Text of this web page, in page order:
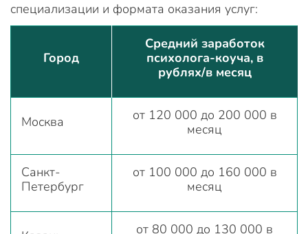
специализации и формата оказания услуг:
Город
Средний заработок
психолога-коуча, в
рублях/в месяц
Москва
от 120 000 до 200 000 в
месяц
Санкт-
Петербург
от 100 000 до 160 000 в
месяц
от 80 000 до 130 000 в